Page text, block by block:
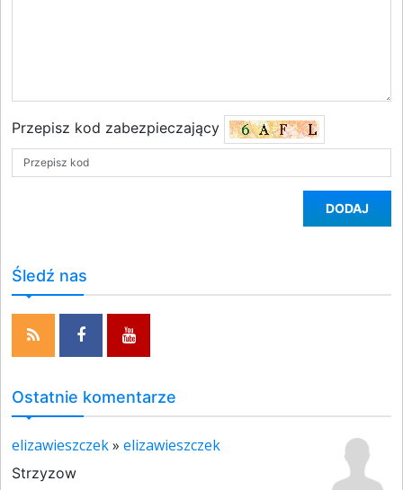
Przepisz kod zabezpieczający
DODAJ
Śledź nas
Ostatnie komentarze
elizawieszczek» elizawieszczek
Strzyzow